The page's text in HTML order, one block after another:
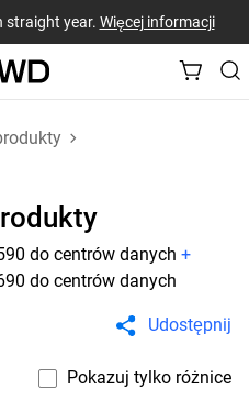
straight year. Więcej informacji
do centrów danych +
do centrów danych
Udostępnij
Pokazuj tylko różnice